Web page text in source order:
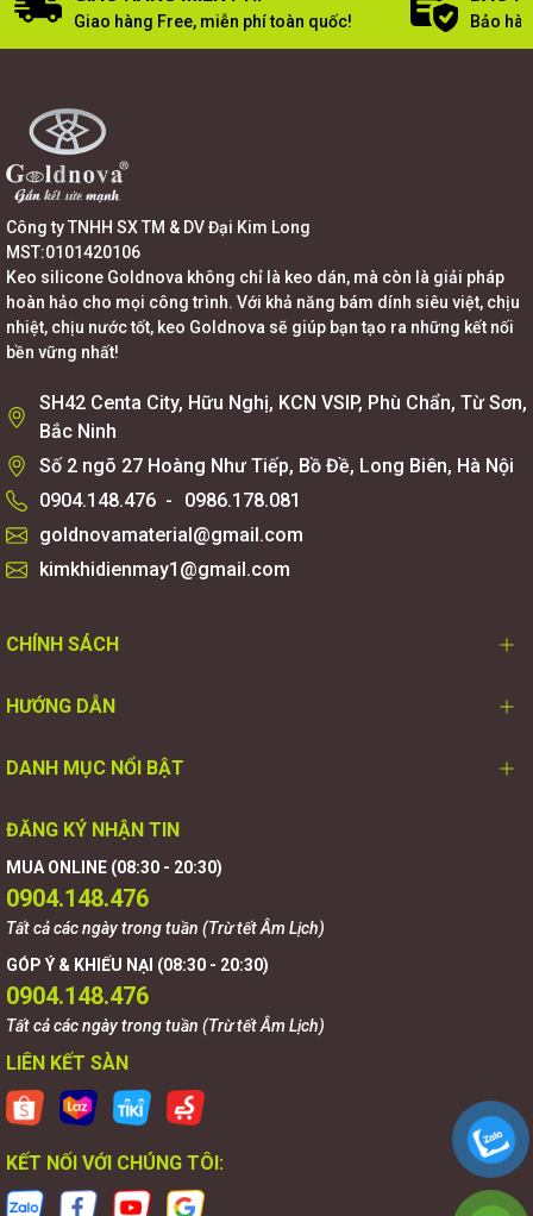
Giao hàng Free, miễn phí toàn quốc! Bảo
Công ty TNHH SX TM & DV Đại Kim Long
MST:0101420106
Keo silicone Goldnova không chỉ là keo dán, mà còn là giải pháp
hoàn hảo cho mọi công trình. Với khả năng bám dính siêu việt, chịu
nhiệt, chịu nước tốt, keo Goldnova sẽ giúp bạn tạo ra những kết nối
bền vững nhất!
SH42 Centa City, Hữu Nghị, KCN VSIP, Phù Chẩn, Từ Sơn,
Bắc Ninh
Số 2 ngõ 27 Hoàng Như Tiếp, Bồ Đề, Long Biên, Hà Nội
0904.148.476 -
0986.178.081
goldnovamaterial@gmail.com
kimkhidienmay1@gmail.com
CHÍNH SÁCH
HƯỚNG DẪN
DANH MỤC NỔI BẬT
ĐĂNG KÝ NHẬN TIN
MUA ONLINE (08:30 - 20:30)
0904.148.476
Tất cả các ngày trong tuần (Trừ tết Âm Lịch)
GÓP Ý & KHIẾU NẠI (08:30 - 20:30)
0904.148.476
Tất cả các ngày trong tuần (Trừ tết Âm Lịch)
LIÊN KẾT SÀN
KẾT NỐI VỚI CHÚNG TÔI: